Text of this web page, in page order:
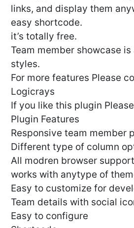
links, and display them
easy shortcode.
it’s totally free.
Team member showcase
styles.
For more features Please
Logicrays
If you like this plugin
Plugin Features
Responsive team member
Different type of column
All modren browser support
works with anytype of
Easy to customize for
Team details with social
Easy to configure